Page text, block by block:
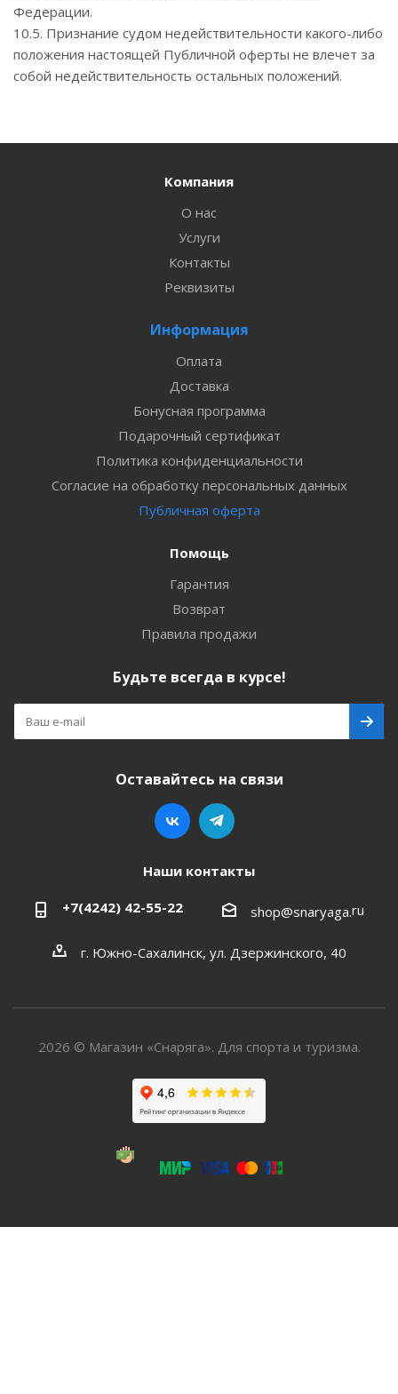
Федерации.
10.5. Признание судом недействительности какого-либо
положения настоящей Публичной оферты не влечет за
собой недействительность остальных положений.
Компания
О нас
Услуги
Контакты
Реквизиты
Информация
Оплата
Доставка
Бонусная программа
Подарочный сертификат
Политика конфиденциальности
Согласие на обработку персональных данных
Публичная оферта
Помощь
Гарантия
Возврат
Правила продажи
Будьте всегда в курсе!
Оставайтесь на связи
Наши контакты
+7(4242) 42-55-22 shop@snaryaga.ru
г. Южно-Сахалинск, ул. Дзержинского, 40
2026 © Магазин «Снаряга». Для спорта и туризма.